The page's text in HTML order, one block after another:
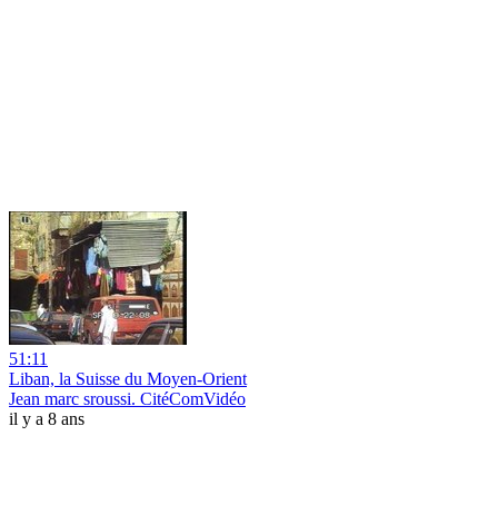
51:11
Liban, la Suisse du Moyen-Orient
Jean marc sroussi. CitéComVidéo
il y a 8 ans